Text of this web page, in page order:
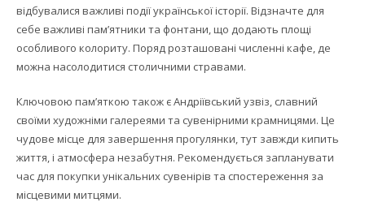
відбувалися важливі події української історії. Відзначте для
себе важливі пам’ятники та фонтани, що додають площі
особливого колориту. Поряд розташовані численні кафе, де
можна насолодитися столичними стравами.
Ключовою пам’яткою також є Андріївський узвіз, славний
своїми художніми галереями та сувенірними крамницями. Це
чудове місце для завершення прогулянки, тут завжди кипить
життя, і атмосфера незабутня. Рекомендується запланувати
час для покупки унікальних сувенірів та спостереження за
місцевими митцями.